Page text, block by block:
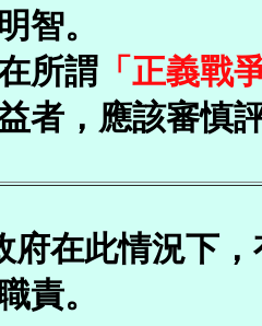
智。
所謂「正義戰
者，應該審慎
府在此情況下
責。